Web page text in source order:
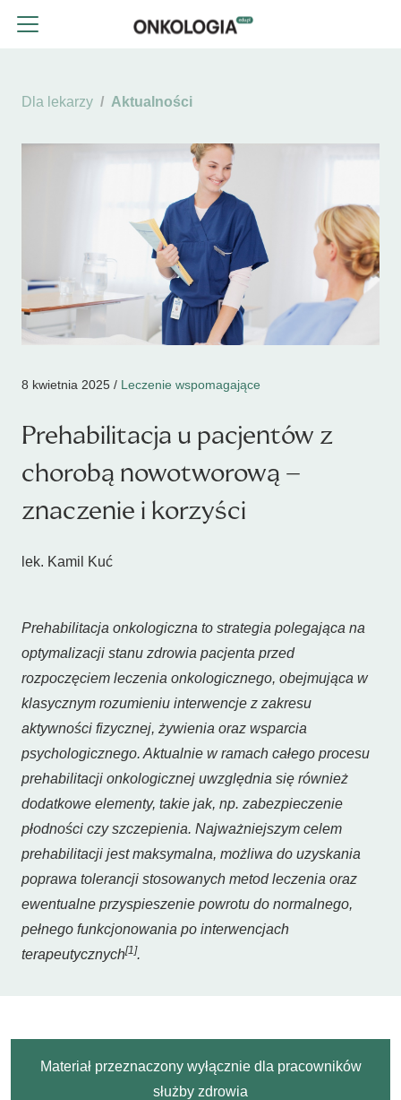
Dla lekarzy Aktualności
8 kwietnia 2025 / Leczenie wspomagające
Prehabilitacja u pacjentów z
chorobą nowotworową –
znaczenie i korzyści
lek. Kamil Kuć
Prehabilitacja onkologiczna to strategia polegająca na
optymalizacji stanu zdrowia pacjenta przed
rozpoczęciem leczenia onkologicznego, obejmująca w
klasycznym rozumieniu interwencje z zakresu
aktywności fizycznej, żywienia oraz wsparcia
psychologicznego. Aktualnie w ramach całego procesu
prehabilitacji onkologicznej uwzględnia się również
dodatkowe elementy, takie jak, np. zabezpieczenie
płodności czy szczepienia. Najważniejszym celem
prehabilitacji jest maksymalna, możliwa do uzyskania
poprawa tolerancji stosowanych metod leczenia oraz
ewentualne przyspieszenie powrotu do normalnego,
pełnego funkcjonowania po interwencjach
terapeutycznych[1].
Materiał przeznaczony wyłącznie dla pracowników
służby zdrowia